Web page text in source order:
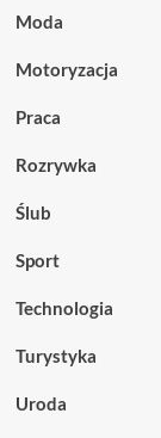
Moda
Motoryzacja
Praca
Rozrywka
Ślub
Sport
Technologia
Turystyka
Uroda